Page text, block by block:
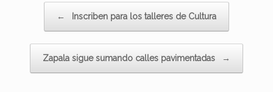
← Inscriben para los talleres de Cultura
Zapala sigue sumando calles pavimentadas →